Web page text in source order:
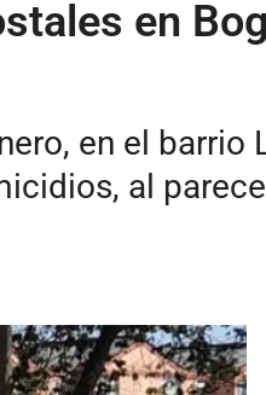
en
en el barrio
al